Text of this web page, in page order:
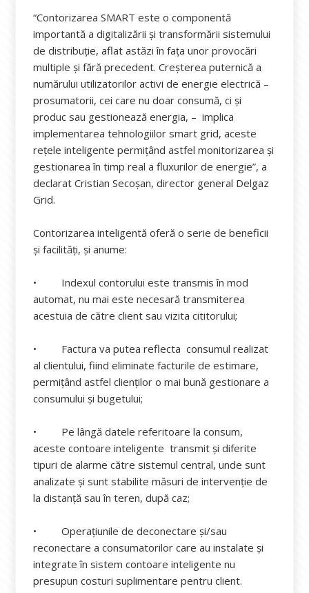
“Contorizarea SMART este o componentă
importantă a digitalizării și transformării sistemului
de distribuție, aflat astăzi în fața unor provocări
multiple și fără precedent. Creșterea puternică a
numărului utilizatorilor activi de energie electrică –
prosumatorii, cei care nu doar consumă, ci și
produc sau gestionează energia, – implica
implementarea tehnologiilor smart grid, aceste
rețele inteligente permițând astfel monitorizarea și
gestionarea în timp real a fluxurilor de energie”, a
declarat Cristian Secoșan, director general Delgaz
Grid.
Contorizarea inteligentă oferă o serie de beneficii
și facilităţi, și anume:
• Indexul contorului este transmis în mod
automat, nu mai este necesară transmiterea
acestuia de către client sau vizita cititorului;
• Factura va putea reflecta consumul realizat
al clientului, fiind eliminate facturile de estimare,
permiţând astfel clienților o mai bună gestionare a
consumului şi bugetului;
• Pe lângă datele referitoare la consum,
aceste contoare inteligente transmit şi diferite
tipuri de alarme către sistemul central, unde sunt
analizate şi sunt stabilite măsuri de intervenţie de
la distanţă sau în teren, după caz;
• Operaţiunile de deconectare şi/sau
reconectare a consumatorilor care au instalate şi
integrate în sistem contoare inteligente nu
presupun costuri suplimentare pentru client.